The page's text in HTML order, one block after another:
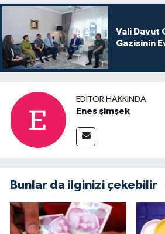
Vali Davut
Gazisinin
EDITÖR HAKKINDA
Enes şimşek
Bunlar da ilginizi çekebilir